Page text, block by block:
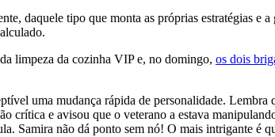
daquele tipo que monta as próprias estratégias
limpeza da cozinha VIP e, no domingo, os dois
uma mudança rápida de personalidade.
crítica e avisou que o veterano a estava
Samira não dá ponto sem nó! O mais intrigante é